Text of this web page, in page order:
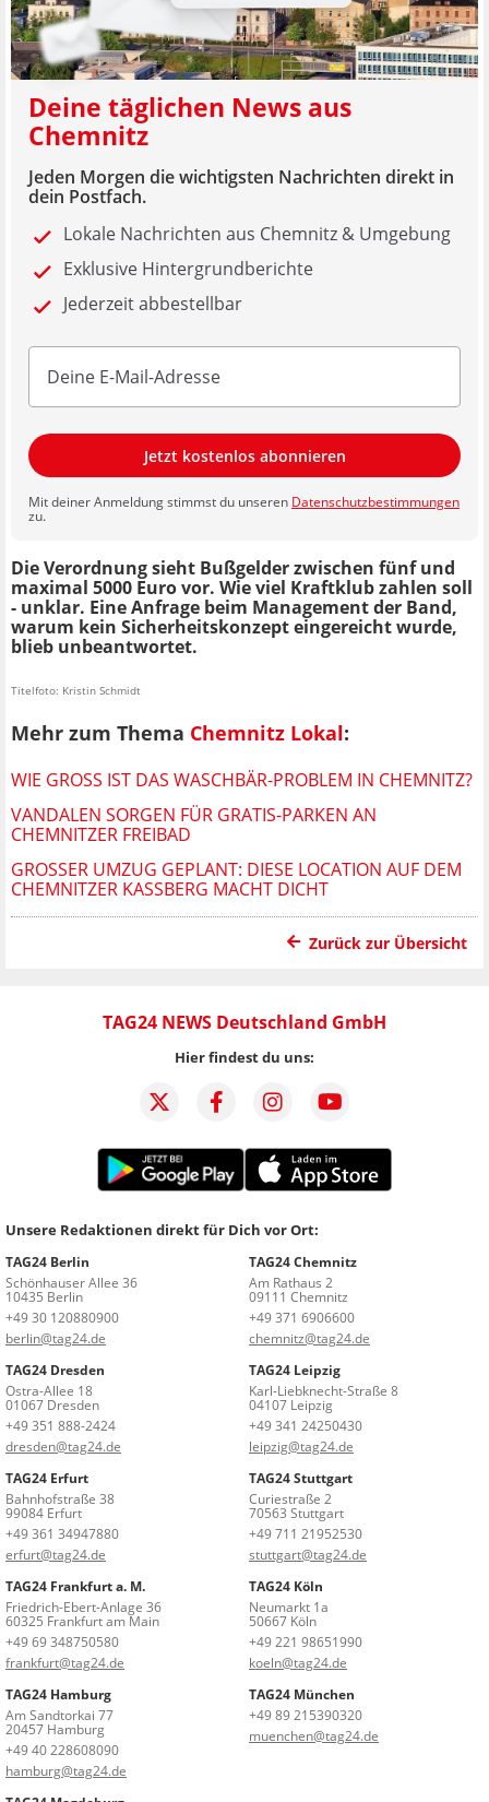
Deine täglichen News aus
Chemnitz
Jeden Morgen die wichtigsten Nachrichten direkt in
dein Postfach.
Lokale Nachrichten aus Chemnitz & Umgebung
Exklusive Hintergrundberichte
Jederzeit abbestellbar
Jetzt kostenlos abonnieren
Mit deiner Anmeldung stimmst du unseren Datenschutzbestimmungen
zu.
Die Verordnung sieht Bußgelder zwischen fünf und
maximal 5000 Euro vor. Wie viel Kraftklub zahlen soll
- unklar. Eine Anfrage beim Management der Band,
warum kein Sicherheitskonzept eingereicht wurde,
blieb unbeantwortet.
Titelfoto: Kristin Schmidt
Mehr zum Thema Chemnitz Lokal:
WIE GROSS IST DAS WASCHBÄR-PROBLEM IN CHEMNITZ?
VANDALEN SORGEN FÜR GRATIS-PARKEN AN
CHEMNITZER FREIBAD
GROSSER UMZUG GEPLANT: DIESE LOCATION AUF DEM C
HEMNITZER KASSBERG MACHT DICHT
Zurück zur Übersicht
TAG24 NEWS Deutschland GmbH
Hier findest du uns:
Unsere Redaktionen direkt für Dich vor Ort:
TAG24 Berlin
Schönhauser Allee 36
10435 Berlin
+49 30 120880900
berlin@tag24.de
TAG24 Chemnitz
Am Rathaus 2
09111 Chemnitz
+49 371 6906600
chemnitz@tag24.de
TAG24 Dresden
Ostra-Allee 18
01067 Dresden
+49 351 888-2424
dresden@tag24.de
TAG24 Leipzig
Karl-Liebknecht-Straße 8
04107 Leipzig
+49 341 24250430
leipzig@tag24.de
TAG24 Erfurt
Bahnhofstraße 38
99084 Erfurt
+49 361 34947880
erfurt@tag24.de
TAG24 Stuttgart
Curiestraße 2
70563 Stuttgart
+49 711 21952530
stuttgart@tag24.de
TAG24 Frankfurt a. M.
Friedrich-Ebert-Anlage 36
60325 Frankfurt am Main
+49 69 348750580
frankfurt@tag24.de
TAG24 Köln
Neumarkt 1a
50667 Köln
+49 221 98651990
koeln@tag24.de
TAG24 Hamburg
Am Sandtorkai 77
20457 Hamburg
+49 40 228608090
hamburg@tag24.de
TAG24 München
+49 89 215390320
muenchen@tag24.de